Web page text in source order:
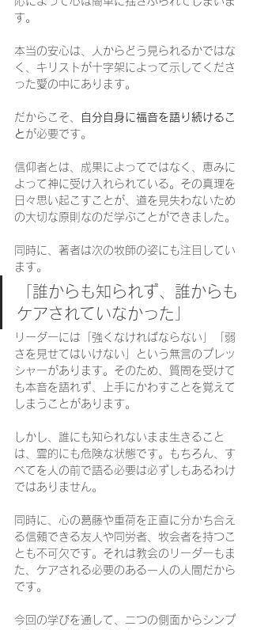
す。
本当の安心は、人からどう見られるかではな
く、キリストが十字架によって示してくださ
った愛の中にあります。
だからこそ、
自分自身に福音を語り続けるこ
と が必要です。
信仰者とは、成果によってではなく、恵みに
よって神に受け入れられている。その真理を
日々思い起こすことが、道を見失わないため
の大切な原則なのだ学ぶことができました。
同時に、著者は次の牧師の姿にも注目してい
ます。
「誰からも知られず、誰からも
ケアされていなかった」
リーダーには「強くなければならない」「弱
さを見せてはいけない」という無言のプレッ
シャーがあります。そのため、質問を受けて
も本音を語れず、上手にかわすことを覚えて
しまうことがあります。
しかし、誰にも知られないまま生きること
は、霊的にも危険な状態です。もちろん、す
べてを人の前で語る必要は必ずしもあるわけ
ではありません。
同時に、心の葛藤や重荷を正直に分かち合え
る信頼できる友人や同労者、牧会者を持つこ
とも不可欠です。それは教会のリーダーもま
た、ケアされる必要のある一人の人間だから
です。
今回の学びを通して、二つの側面からシンプ